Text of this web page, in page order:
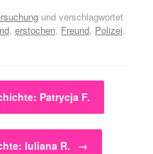
und verschlagwortet
, erstochen, Freund, Polizei.
Patrycja F.
Iuliana R. →